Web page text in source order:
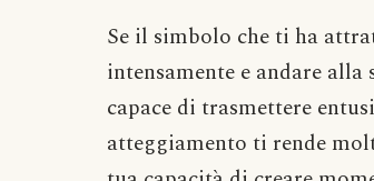
Se il simbolo che ti ha
intensamente e andare alla
capace di trasmettere
atteggiamento ti rende